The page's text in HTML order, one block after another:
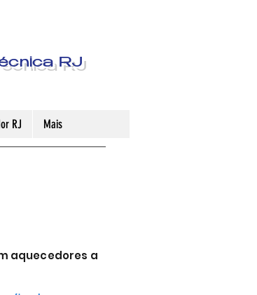
RJ
RJ Mais
aquecedores a